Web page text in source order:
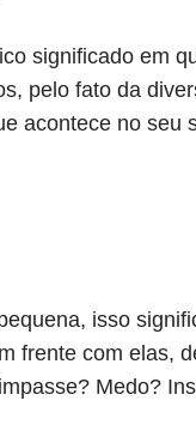
significado em
pelo fato da
acontece no
isso
frente com elas,
Medo?